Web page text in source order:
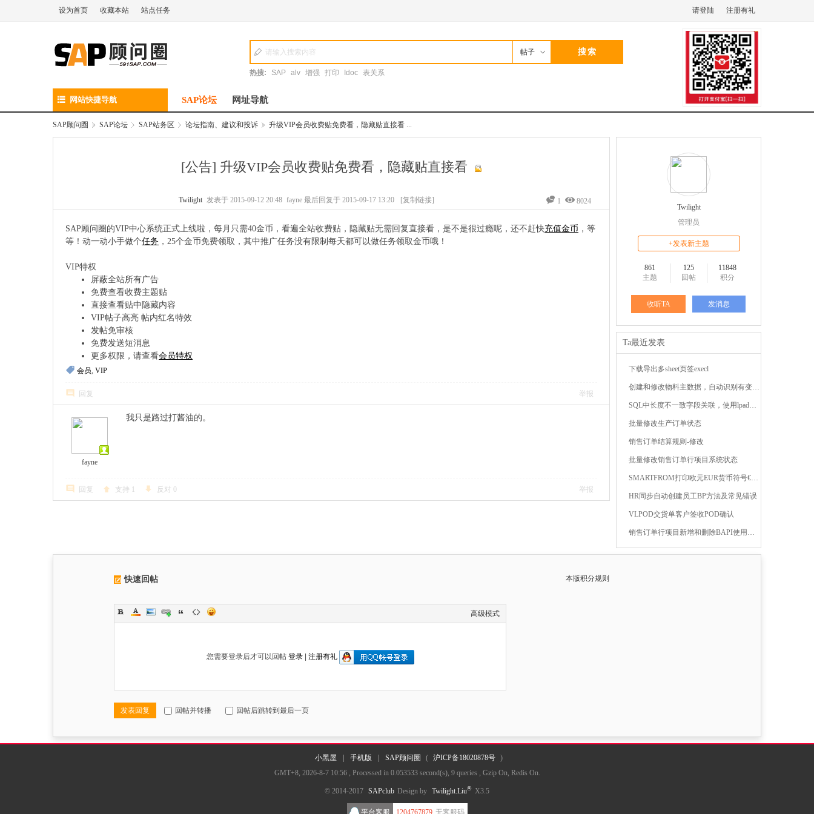
设为首页 收藏本站 站点任务 请登陆 注册有礼
帖子
热搜: SAP alv 增强 打印 Idoc 表关系
网站快捷导航 SAP论坛 网址导航
SAP顾问圈 » SAP论坛 › SAP站务区 › 论坛指南、建议和投诉 » 升级VIP会员收费贴免费看，隐藏贴直接看 ...
[公告] 升级VIP会员收费贴免费看，隐藏贴直接看
Twilight 发表于 2015-09-12 20:48 fayne 最后回复于 2015-09-17 13:20 [复制链接] 8024
1
SAP顾问圈的VIP中心系统正式上线啦，每月只需40金币，看遍全站收费贴，隐藏贴无需回复直接看，是不是很过瘾呢，还不赶快充值金币 ，等
等！动一动小手做个任务 ，25个金币免费领取，其中推广任务没有限制每天都可以做任务领取金币哦！
VIP特权
屏蔽全站所有广告
免费查看收费主题贴
直接查看贴中隐藏内容
VIP帖子高亮 帖内红名特效
发帖免审核
免费发送短消息
更多权限，请查看会员特权
会员, VIP
回复 举报
fayne
我只是路过打酱油的。
回复 支持 反对 0 举报
Twilight
管理员
+发表新主题
861
主题
125
回帖
11848
积分
收听TA 发消息
Ta最近发表
下载导出多sheet页签execl
创建和修改物料主数据，自动识别有变动的字段 ...
SQL中长度不一致字段关联，使用lpad或rpad函数补齐前 ...
批量修改生产订单状态
销售订单结算规则-修改
批量修改销售订单行项目系统状态
SMARTFROM打印欧元EUR货币符号€，出现#解决方法 ...
HR同步自动创建员工BP方法及常见错误
VLPOD交货单客户签收POD确认
销售订单行项目新增和删除BAPI使用技巧 ...
快速回帖 本版积分规则
高级模式
您需要登录后才可以回帖 登录| 注册有礼
发表回复 回帖并转播 回帖后跳转到最后一页
小黑屋 手机版 SAP顾问圈 ( 沪ICP备18020878号
)
GMT+8, 2026-8-7 10:56, Processed in 0.053533 second(s), 9 queries , Gzip On, Redis On.
© 2014-2017 SAPclub Design by Twilight.Liu® X3.5
平台客服 1204767879 无客服码